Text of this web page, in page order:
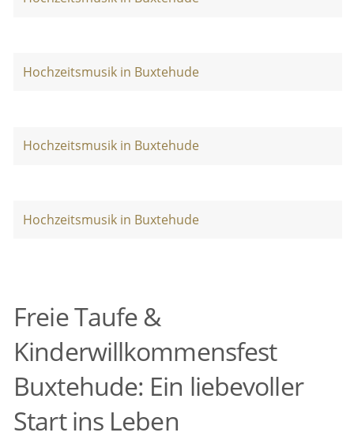
Hochzeitsmusik in Buxtehude
Hochzeitsmusik in Buxtehude
Hochzeitsmusik in Buxtehude
Freie Taufe &
Kinderwillkommensfest
Buxtehude: Ein liebevoller
Start ins Leben